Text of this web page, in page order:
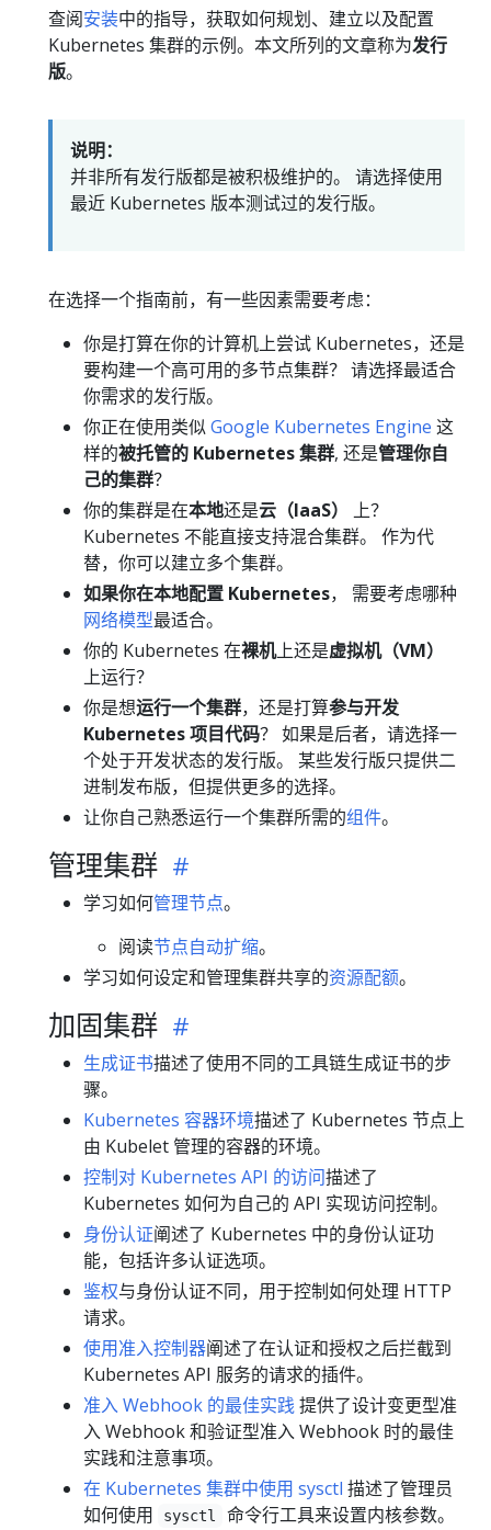
查阅安装中的指导，获取如何规划、建立以及配置
Kubernetes 集群的示例。本文所列的文章称为发行
版。
说明：
并非所有发行版都是被积极维护的。 请选择使用
最近 Kubernetes 版本测试过的发行版。
在选择一个指南前，有一些因素需要考虑：
你是打算在你的计算机上尝试 Kubernetes，还是
要构建一个高可用的多节点集群？ 请选择最适合
你需求的发行版。
你正在使用类似 Google Kubernetes Engine 这
样的被托管的 Kubernetes 集群, 还是管理你自
己的集群？
你的集群是在本地还是云（IaaS）
上？
Kubernetes 不能直接支持混合集群。 作为代
替，你可以建立多个集群。
如果你在本地配置 Kubernetes， 需要考虑哪种
网络模型最适合。
你的 Kubernetes 在裸机上还是虚拟机（VM）
上运行？
你是想运行一个集群，还是打算参与开发
Kubernetes 项目代码？ 如果是后者，请选择一
个处于开发状态的发行版。 某些发行版只提供二
进制发布版，但提供更多的选择。
让你自己熟悉运行一个集群所需的组件。
管理集群
学习如何管理节点。
阅读节点自动扩缩。
学习如何设定和管理集群共享的资源配额。
加固集群
生成证书描述了使用不同的工具链生成证书的步
骤。
Kubernetes 容器环境描述了 Kubernetes 节点上
由 Kubelet 管理的容器的环境。
控制对 Kubernetes API 的访问描述了
Kubernetes 如何为自己的 API 实现访问控制。
身份认证阐述了 Kubernetes 中的身份认证功
能，包括许多认证选项。
鉴权与身份认证不同，用于控制如何处理 HTTP
请求。
使用准入控制器阐述了在认证和授权之后拦截到
Kubernetes API 服务的请求的插件。
准入 Webhook 的最佳实践提供了设计变更型准
入 Webhook 和验证型准入 Webhook 时的最佳
实践和注意事项。
在 Kubernetes 集群中使用 sysctl 描述了管理员
如何使用
sysctl
命令行工具来设置内核参数。